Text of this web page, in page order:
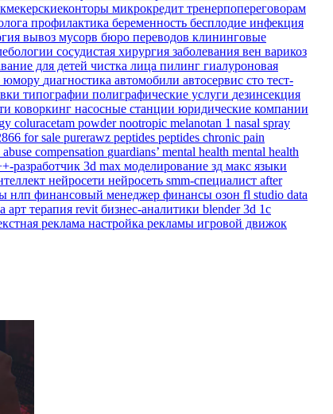
микрокредит тренерпопереговорам
профилактика беременность бесплодие инфекция
вывоз мусорв бюро переводов клининговые
сосудистая хирургия заболевания вен варикоз
для детей чистка лица пилинг гиалуроновая
юмору диагностика автомобили автосервис сто тест-
типографии полиграфические услуги дезинсекция
коворкинг насосные станции юридические компании
coluracetam powdernootropic melanotan 1 nasal spray
for sale purerawz peptides peptides chronic pain
abuse compensation guardians’ mental health mental health
разработчик 3d max моделирование зд макс языки
нейросети нейросеть smm-специалист after
нлп финансовый менеджер финансы озон fl studio data
арт терапия revit бизнес-аналитики blender 3d 1с
реклама настройка рекламы игровой движок